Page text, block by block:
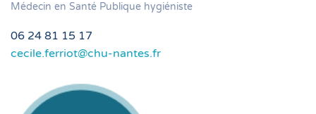
Médecin en Santé Publique hygiéniste
06 24 81 15 17
cecile.ferriot@chu-nantes.fr